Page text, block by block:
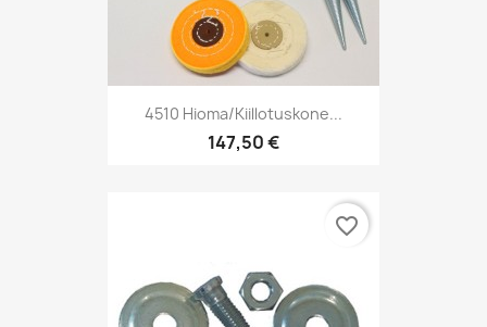
4510 Hioma/Kiillotuskone...
147,50 €
favorite_border